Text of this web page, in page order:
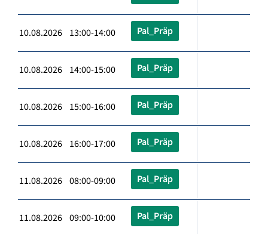
10.08.2026 13:00-14:00 Pal_Präp
10.08.2026 14:00-15:00 Pal_Präp
10.08.2026 15:00-16:00 Pal_Präp
10.08.2026 16:00-17:00 Pal_Präp
11.08.2026 08:00-09:00 Pal_Präp
11.08.2026 09:00-10:00 Pal_Präp